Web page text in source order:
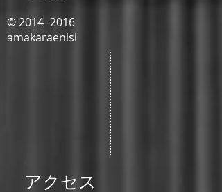
© 2014 -2016
amakaraenisi
アクセス